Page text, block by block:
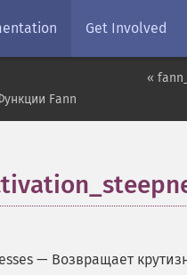
Get Involved
«
Fann
— Возвращает